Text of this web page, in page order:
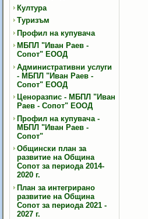
Култура
Туризъм
Профил на купувача
МБПЛ "Иван Раев -
Сопот" ЕООД
Административни услуги
- МБПЛ "Иван Раев -
Сопот" ЕООД
Ценоразпис - МБПЛ "Иван
Раев - Сопот" ЕООД
Профил на купувача -
МБПЛ "Иван Раев -
Сопот"
Общински план за
развитие на Община
Сопот за периода 2014-
2020 г.
План за интегрирано
развитие на Община
Сопот за периода 2021 -
2027 г.